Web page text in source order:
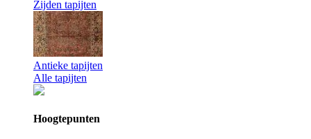
Zijden tapijten
Antieke tapijten
Alle tapijten
Hoogtepunten